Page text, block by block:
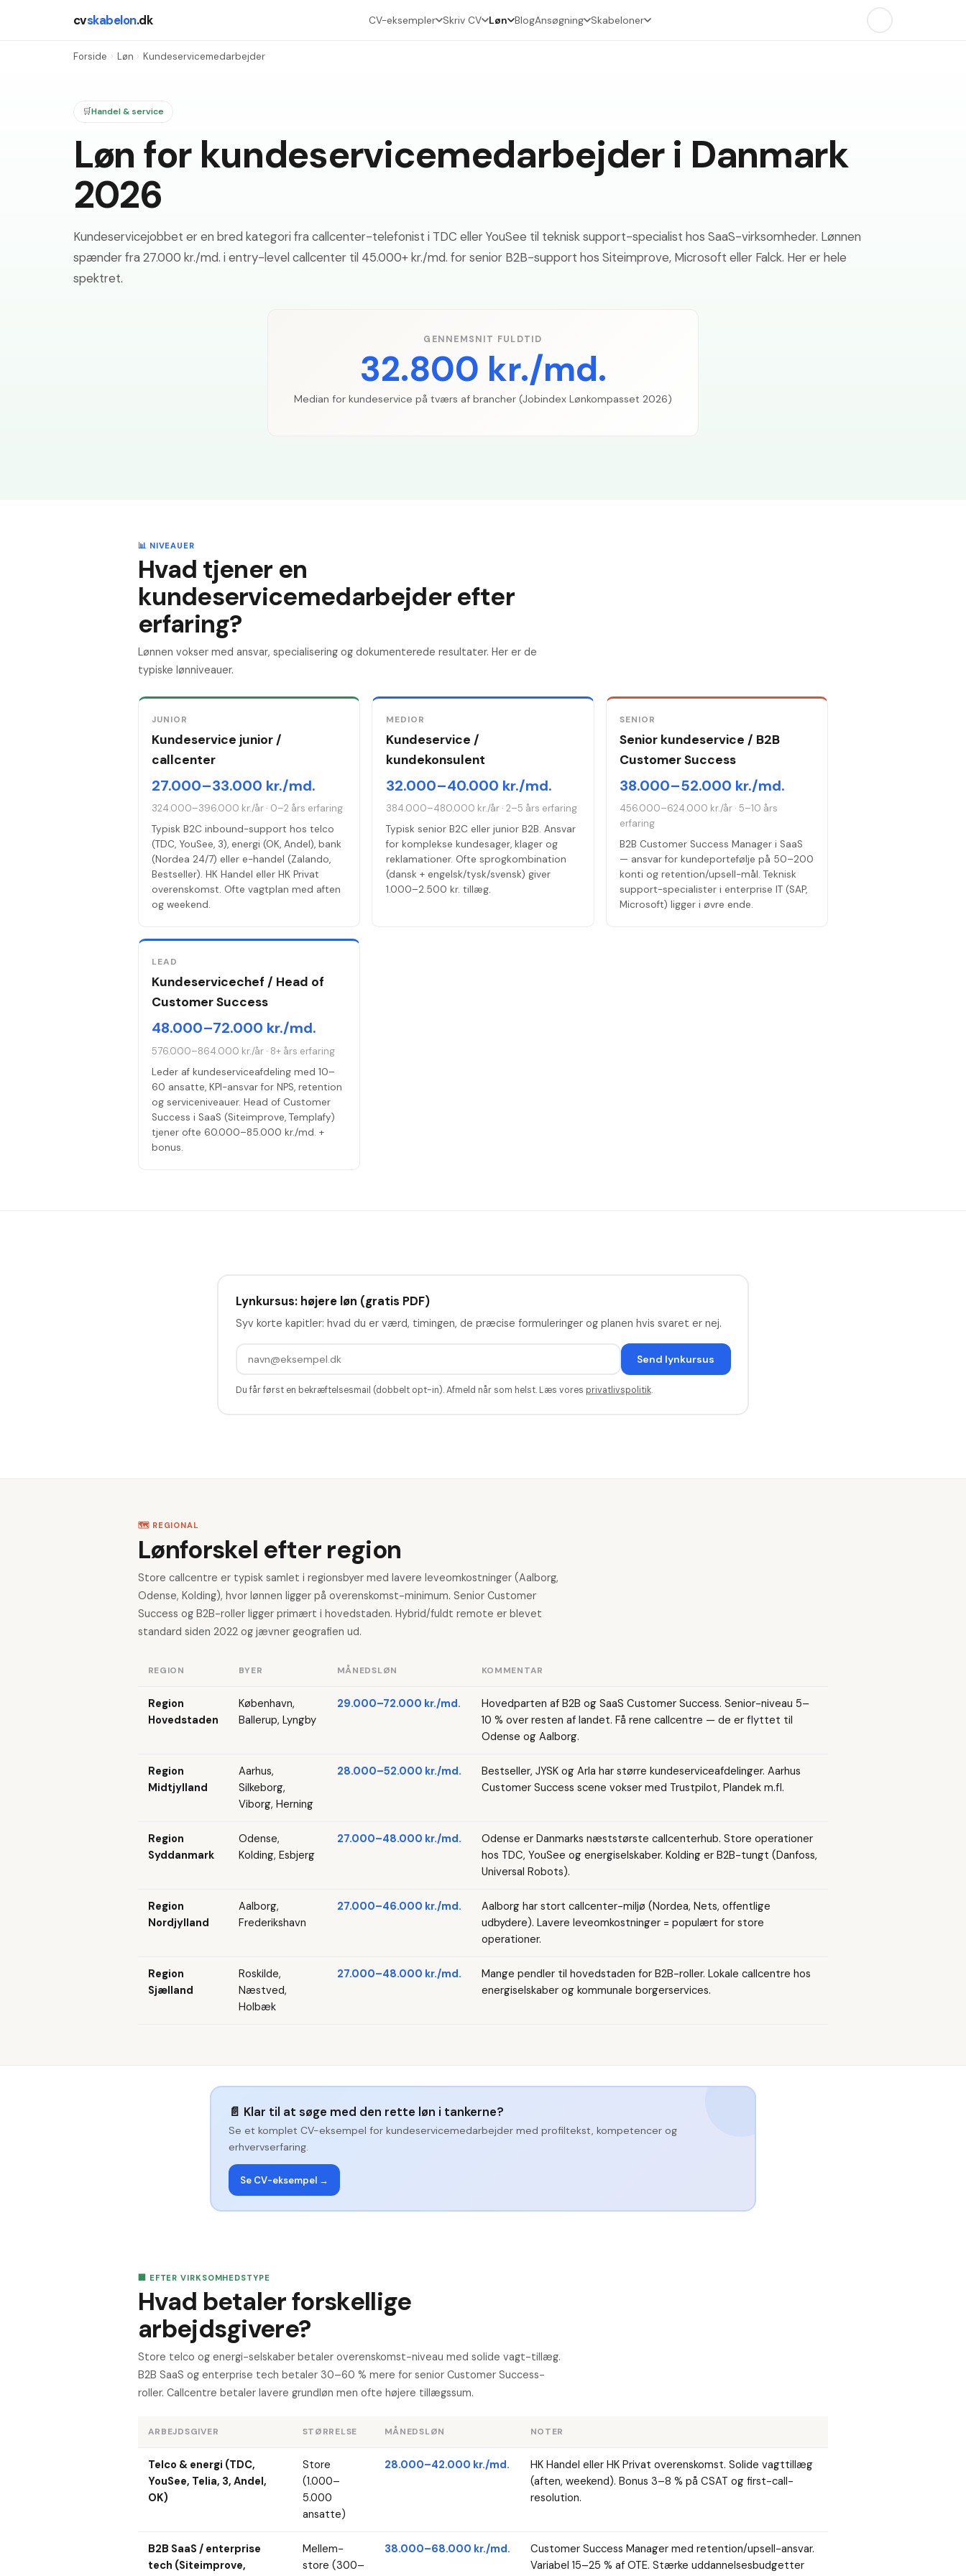
cvskabelon.dk CV-eksempler Skriv CV Løn BlogAnsøgning Skabeloner
Forside › Løn › Kundeservicemedarbejder
🛒Handel & service
Løn for kundeservicemedarbejder i Danmark
2026
Kundeservicejobbet er en bred kategori fra callcenter-telefonist i TDC eller YouSee til teknisk support-specialist hos SaaS-virksomheder. Lønnen
spænder fra 27.000 kr./md. i entry-level callcenter til 45.000+ kr./md. for senior B2B-support hos Siteimprove, Microsoft eller Falck. Her er hele
spektret.
GENNEMSNIT FULDTID
32.800 kr./md.
Median for kundeservice på tværs af brancher (Jobindex Lønkompasset 2026)
📊 NIVEAUER
Hvad tjener en
kundeservicemedarbejder efter
erfaring?
Lønnen vokser med ansvar, specialisering og dokumenterede resultater. Her er de
typiske lønniveauer.
JUNIOR
Kundeservice junior /
callcenter
27.000–33.000 kr./md.
324.000–396.000 kr./år · 0–2 års erfaring
Typisk B2C inbound-support hos telco
(TDC, YouSee, 3), energi (OK, Andel), bank
(Nordea 24/7) eller e-handel (Zalando,
Bestseller). HK Handel eller HK Privat
overenskomst. Ofte vagtplan med aften
og weekend.
MEDIOR
Kundeservice /
kundekonsulent
32.000–40.000 kr./md.
384.000–480.000 kr./år· 2–5 års erfaring
Typisk senior B2C eller junior B2B. Ansvar
for komplekse kundesager, klager og
reklamationer. Ofte sprogkombination
(dansk + engelsk/tysk/svensk) giver
1.000–2.500 kr. tillæg.
SENIOR
Senior kundeservice / B2B
Customer Success
38.000–52.000 kr./md.
456.000–624.000 kr./år ·5–10 års
erfaring
B2B Customer Success Manager i SaaS
— ansvar for kundeportefølje på 50–200
konti og retention/upsell-mål. Teknisk
support-specialister i enterprise IT (SAP,
Microsoft) ligger i øvre ende.
LEAD
Kundeservicechef / Head of
Customer Success
48.000–72.000 kr./md.
576.000–864.000 kr./år · 8+ års erfaring
Leder af kundeserviceafdeling med 10–
60 ansatte, KPI-ansvar for NPS, retention
og serviceniveauer. Head of Customer
Success i SaaS (Siteimprove, Templafy)
tjener ofte 60.000–85.000 kr./md. +
bonus.
Lynkursus: højere løn (gratis PDF)
Syv korte kapitler: hvad du er værd, timingen, de præcise formuleringer og planen hvis svaret er nej.
Send lynkursus
Du får først en bekræftelsesmail (dobbelt opt-in). Afmeld når som helst. Læs vores privatlivspolitik.
🗺️ REGIONAL
Lønforskel efter region
Store callcentre er typisk samlet i regionsbyer med lavere leveomkostninger (Aalborg,
Odense, Kolding), hvor lønnen ligger på overenskomst-minimum. Senior Customer
Success og B2B-roller ligger primært i hovedstaden. Hybrid/fuldt remote er blevet
standard siden 2022 og jævner geografien ud.
REGION BYER MÅNEDSLØN KOMMENTAR
Region
Hovedstaden
København,
Ballerup, Lyngby
29.000–72.000 kr./md.
Hovedparten af B2B og SaaS Customer Success. Senior-niveau 5–
10 % over resten af landet. Få rene callcentre — de er flyttet til
Odense og Aalborg.
Region
Midtjylland
Aarhus,
Silkeborg,
Viborg, Herning
28.000–52.000 kr./md.
Bestseller, JYSK og Arla har større kundeserviceafdelinger. Aarhus
Customer Success scene vokser med Trustpilot, Plandek m.fl.
Region
Syddanmark
Odense,
Kolding, Esbjerg
27.000–48.000 kr./md.
Odense er Danmarks næststørste callcenterhub. Store operationer
hos TDC, YouSee og energiselskaber. Kolding er B2B-tungt (Danfoss,
Universal Robots).
Region
Nordjylland
Aalborg,
Frederikshavn
27.000–46.000 kr./md.
Aalborg har stort callcenter-miljø (Nordea, Nets, offentlige
udbydere). Lavere leveomkostninger = populært for store
operationer.
Region
Sjælland
Roskilde,
Næstved,
Holbæk
27.000–48.000 kr./md.
Mange pendler til hovedstaden for B2B-roller. Lokale callcentre hos
energiselskaber og kommunale borgerservices.
📄 Klar til at søge med den rette løn i tankerne?
Se et komplet CV-eksempel for kundeservicemedarbejdermed profiltekst, kompetencer og
erhvervserfaring.
Se CV-eksempel →
🏢 EFTER VIRKSOMHEDSTYPE
Hvad betaler forskellige
arbejdsgivere?
Store telco og energi-selskaber betaler overenskomst-niveau med solide vagt-tillæg.
B2B SaaS og enterprise tech betaler 30–60 % mere for senior Customer Success-
roller. Callcentre betaler lavere grundløn men ofte højere tillægssum.
ARBEJDSGIVER STØRRELSE MÅNEDSLØN NOTER
Telco & energi (TDC,
YouSee, Telia, 3, Andel,
OK)
Store
(1.000–
5.000
ansatte)
28.000–42.000 kr./md.
HK Handel eller HK Privat overenskomst. Solide vagttillæg
(aften, weekend). Bonus 3–8 % på CSAT og first-call-
resolution.
B2B SaaS / enterprise
tech (Siteimprove,
Mellem-
store (300–
38.000–68.000 kr./md.
Customer Success Manager med retention/upsell-ansvar.
Variabel 15–25 % af OTE. Stærke uddannelsesbudgetter